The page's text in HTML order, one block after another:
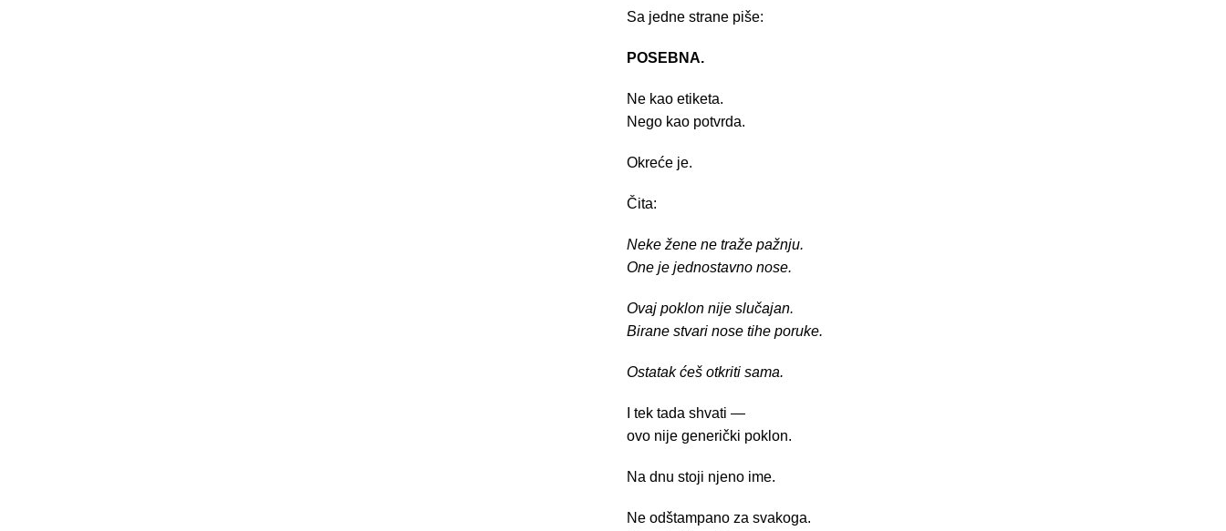
Sa jedne strane piše:
POSEBNA.
Ne kao etiketa.
Nego kao potvrda.
Okreće je.
Čita:
Neke žene ne traže pažnju.
One je jednostavno nose.
Ovaj poklon nije slučajan.
Birane stvari nose tihe poruke.
Ostatak ćeš otkriti sama.
I tek tada shvati —
ovo nije generički poklon.
Na dnu stoji njeno ime.
Ne odštampano za svakoga.